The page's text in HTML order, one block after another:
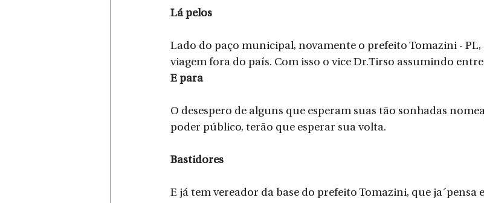
Lá pelos
Lado do paço municipal, novamente o prefeito Tomazini - PL,
viagem fora do país. Com isso o vice Dr.Tirso assumindo
E para
O desespero de alguns que esperam suas tão sonhadas
poder público, terão que esperar sua volta.
Bastidores
E já tem vereador da base do prefeito Tomazini, que ja´pensa